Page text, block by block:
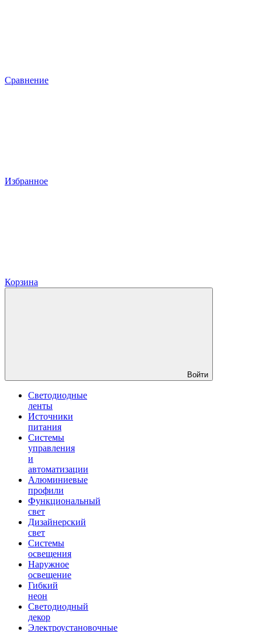
Сравнение
Избранное
Корзина
Войти
Светодиодные
ленты
Источники
питания
Системы
управления
и
автоматизации
Алюминиевые
профили
Функциональный
свет
Дизайнерский
свет
Системы
освещения
Наружное
освещение
Гибкий
неон
Светодиодный
декор
Электроустановочные